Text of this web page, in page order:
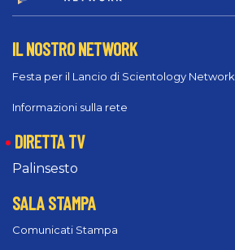
IL NOSTRO NETWORK
Festa per il Lancio di Scientology Network
Informazioni sulla rete
DIRETTA TV
Palinsesto
SALA STAMPA
Comunicati Stampa